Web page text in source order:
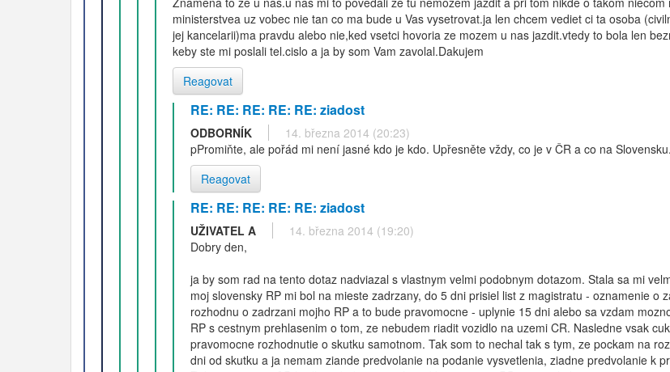
ministerstvea uz vobec nie tan co ma bude u Vas vysetrovat.ja len chcem vediet ci ta osoba
jej kancelarii)ma pravdu alebo nie,ked vsetci hovoria ze mozem u nas jazdit.vtedy to bola len
keby ste mi poslali tel.cislo a ja by som Vam zavolal.Dakujem
Reagovat
RE: RE: RE: RE: RE: ziadost
ODBORNÍK
14. března 2014 (20:23)
pPromiňte, ale pořád mi není jasné kdo je kdo. Upřesněte vždy, co je v ČR a co na Slovensku.
Reagovat
RE: RE: RE: RE: RE: ziadost
UŽIVATEL A
14. března 2014 (19:20)
Dobry den,
ja by som rad na tento dotaz nadviazal s vlastnym velmi podobnym dotazom. Stala sa mi
moj slovensky RP mi bol na mieste zadrzany, do 5 dni prisiel list z magistratu - oznamenie o
rozhodnu o zadrzani mojho RP a to bude pravomocne - uplynie 15 dni alebo sa vzdam
RP s cestnym prehlasenim o tom, ze nebudem riadit vozidlo na uzemi CR. Nasledne vsak
pravomocne rozhodnutie o skutku samotnom. Tak som to nechal tak s tym, ze pockam na
dni od skutku a ja nemam ziande predvolanie na podanie vysvetlenia, ziadne predvolanie k